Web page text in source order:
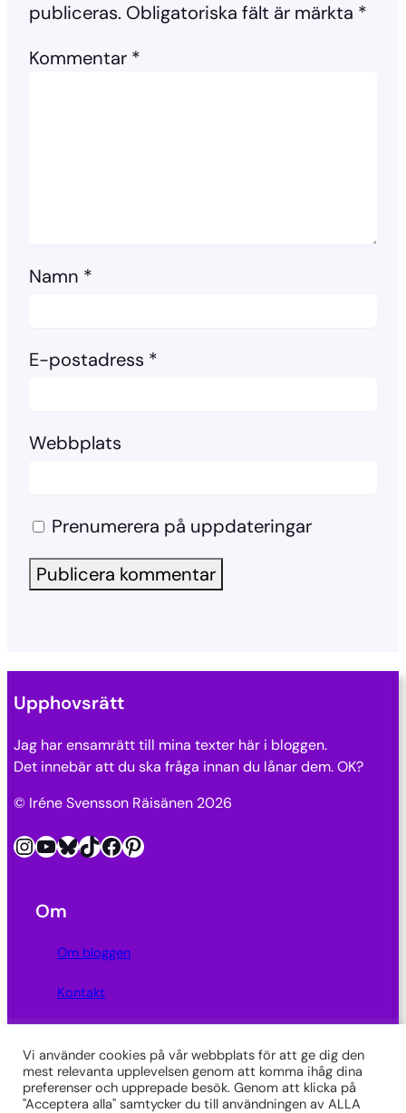
publiceras. Obligatoriska fält är märkta *
Kommentar *
Namn *
E-postadress *
Webbplats
Prenumerera på uppdateringar
Upphovsrätt
Jag har ensamrätt till mina texter här i bloggen.
Det innebär att du ska fråga innan du lånar dem. OK?
© Iréne Svensson Räisänen 2026
InstagramYouTube Bluesky TikTok Facebook Pinterest
Om
Om bloggen
Kontakt
Länkar
Vi använder cookies på vår webbplats för att ge dig den
mest relevanta upplevelsen genom att komma ihåg dina
preferenser och upprepade besök. Genom att klicka på
"Acceptera alla" samtycker du till användningen av ALLA